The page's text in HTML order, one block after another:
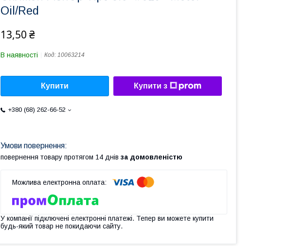
Oil/Red
13,50 ₴
В наявності Код: 10063214
Купити Купити з
+380 (68) 262-66-52
повернення товару протягом 14 днів за домовленістю
У компанії підключені електронні платежі. Тепер ви можете купити
будь-який товар не покидаючи сайту.